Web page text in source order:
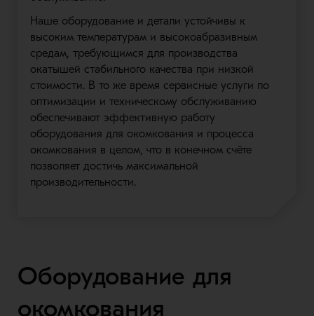
Наше оборудование и детали устойчивы к
высоким температурам и высокоабразивным
средам, требующимся для производства
окатышей стабильного качества при низкой
стоимости. В то же время сервисные услуги по
оптимизации и техническому обслуживанию
обеспечивают эффективную работу
оборудования для окомкования и процесса
окомкования в целом, что в конечном счёте
позволяет достичь максимальной
производительности.
Оборудование для
окомкования